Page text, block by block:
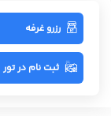
رزرو غرفه
ثبت نام در تور